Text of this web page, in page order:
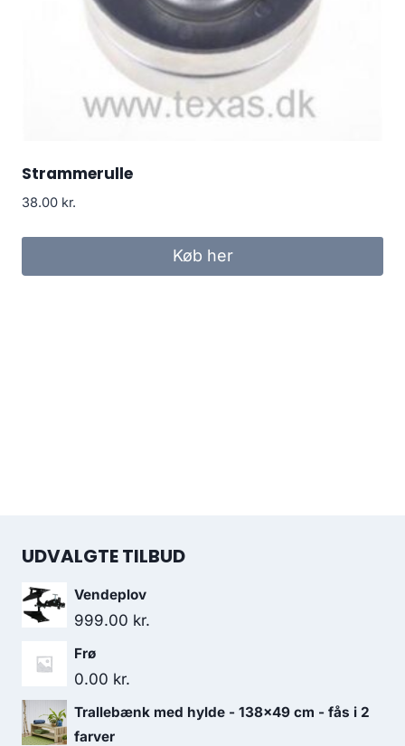
Strammerulle
38.00 kr.
Køb her
UDVALGTE TILBUD
Vendeplov
999.00 kr.
Frø
0.00 kr.
Trallebænk med hylde - 138×49 cm - fås i 2
farver